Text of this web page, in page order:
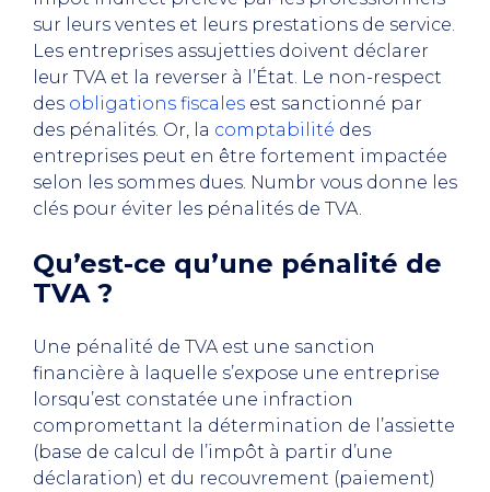
sur leurs ventes et leurs prestations de service.
Les entreprises assujetties doivent déclarer
leur TVA et la reverser à l’État. Le non-respect
des obligations fiscales est sanctionné par
des pénalités. Or, la comptabilité des
entreprises peut en être fortement impactée
selon les sommes dues. Numbr vous donne les
clés pour éviter les pénalités de TVA.
Qu’est-ce qu’une pénalité de
TVA ?
Une pénalité de TVA est une sanction
financière à laquelle s’expose une entreprise
lorsqu’est constatée une infraction
compromettant la détermination de l’assiette
(base de calcul de l’impôt à partir d’une
déclaration) et du recouvrement (paiement)